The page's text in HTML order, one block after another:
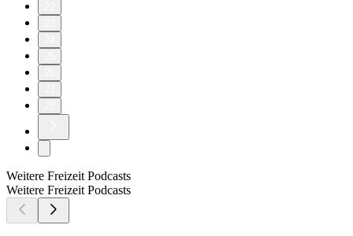
Weitere Freizeit Podcasts
Weitere Freizeit Podcasts